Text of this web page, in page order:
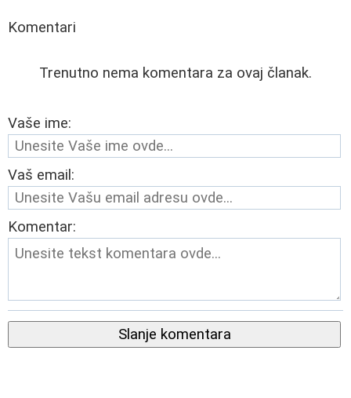
Komentari
Trenutno nema komentara za ovaj članak.
Vaše ime:
Vaš email:
Komentar:
Slanje komentara